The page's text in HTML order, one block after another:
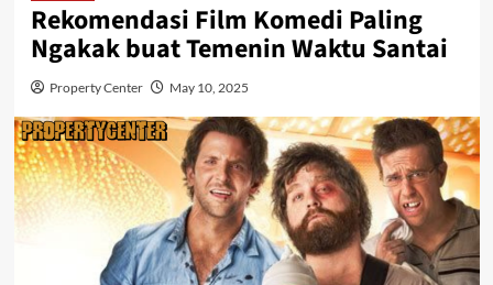
Rekomendasi Film Komedi Paling
Ngakak buat Temenin Waktu Santai
Property Center May 10, 2025